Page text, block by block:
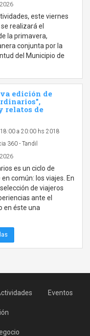
este viernes
realizará el
la primavera,
conjunta por la
del Municipio de
edición de
relatos de
a 20:00 hs 2018
360 - Tandil
es un ciclo de
común: los viajes. En
de viajeros
ante el
en éste una
Eventos